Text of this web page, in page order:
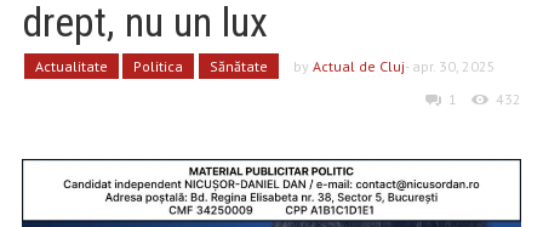
drept, nu un lux
Actualitate Politica Sănătate by Actual de Cluj- apr. 30, 2025
1
432